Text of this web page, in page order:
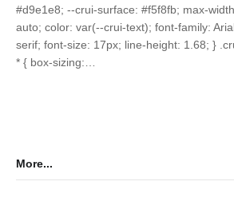
#d9e1e8; --crui-surface: #f5f8fb; max-
auto; color: var(--crui-text); font-family:
serif; font-size: 17px; line-height: 1.68; }
* { box-sizing:…
More...